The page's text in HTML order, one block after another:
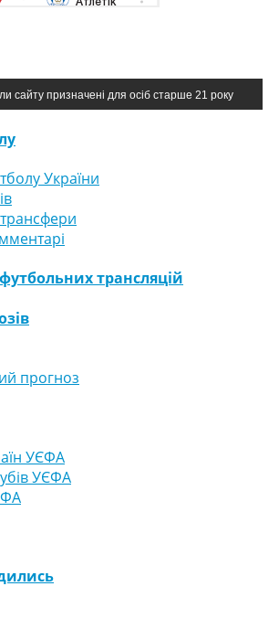
сайту призначені для осіб старше 21 року
України
трансляцій
прогноз
УЄФА
УЄФА